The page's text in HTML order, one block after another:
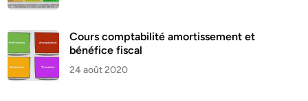
Cours comptabilité amortissement et
bénéfice fiscal
24 août 2020